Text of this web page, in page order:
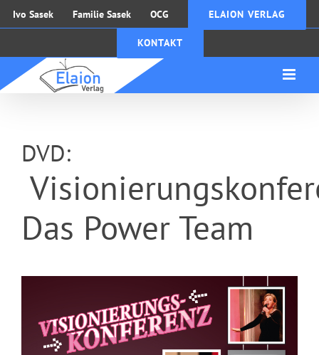
Zum
Inhalt
Ivo Sasek Familie Sasek OCG ELAION VERLAG
KONTAKT
DVD:
Das Power Team